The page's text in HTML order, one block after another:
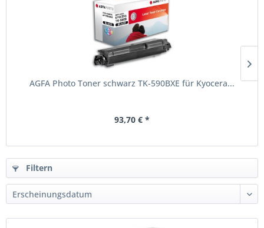
AGFA Photo Toner schwarz TK-590BXE für Kyocera...
93,70 € *
Filtern